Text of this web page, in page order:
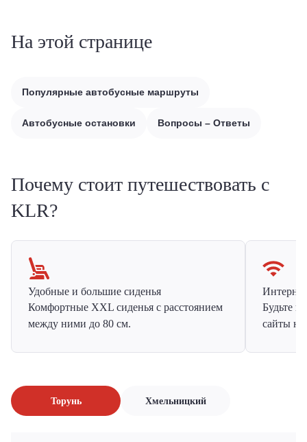
На этой странице
Популярные автобусные маршруты
Автобусные остановки Вопросы – Ответы
Почему стоит путешествовать с
KLR?
Удобные и большие сиденья
Комфортные XXL сиденья с расстоянием
между ними до 80 см.
Будьте
сайты на
Торунь Хмельницкий